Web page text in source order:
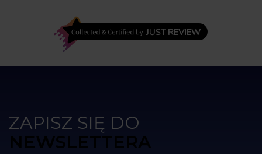
zwala z nóg.
ZAPISZ SIĘ DO
NEWSLETTERA